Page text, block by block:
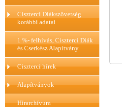
Ciszterci Diákszövetség
korábbi adatai
1 %- felhívás, Ciszterci Diák
és Cserkész Alapítvány
Ciszterci hírek
Alapítványok
Hírarchívum